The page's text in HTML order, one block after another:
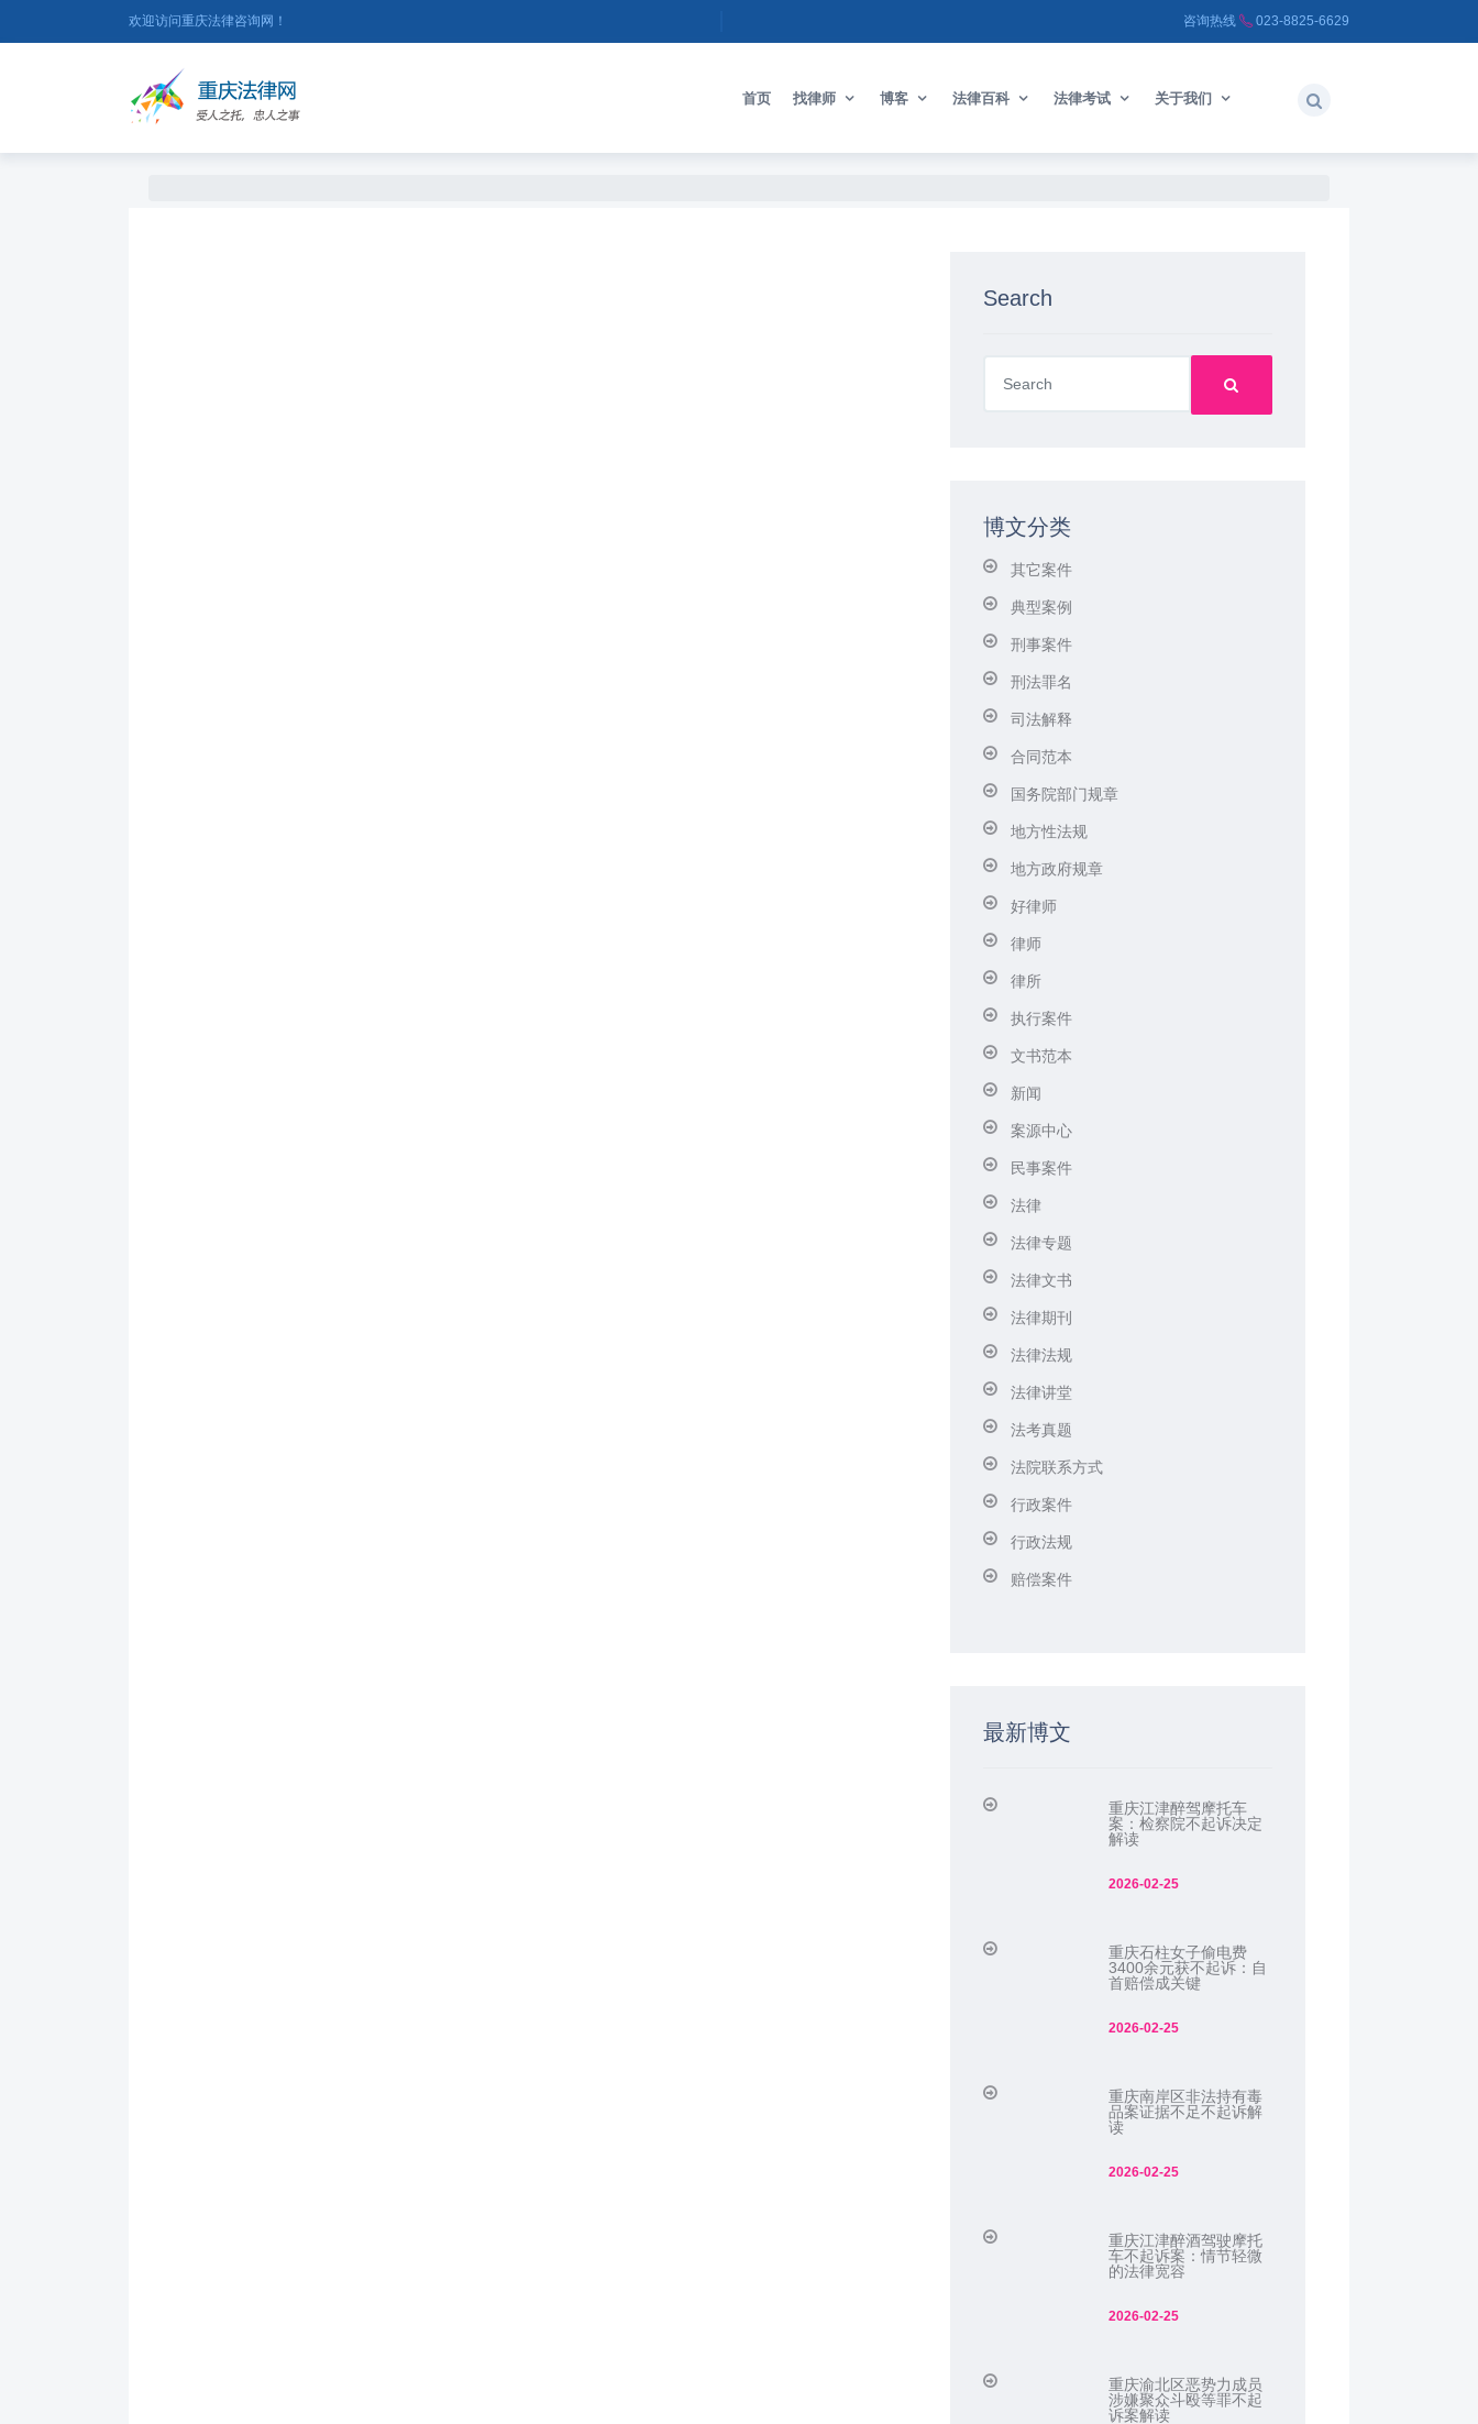
欢迎访问重庆法律咨询网！ 咨询热线 023-8825-6629
首页 找律师 博客 法律百科 法律考试 关于我们
Search
博文分类
其它案件
典型案例
刑事案件
刑法罪名
司法解释
合同范本
国务院部门规章
地方性法规
地方政府规章
好律师
律师
律所
执行案件
文书范本
新闻
案源中心
民事案件
法律
法律专题
法律文书
法律期刊
法律法规
法律讲堂
法考真题
法院联系方式
行政案件
行政法规
赔偿案件
最新博文
重庆江津醉驾摩托车
案：检察院不起诉决定
解读
2026-02-25
重庆石柱女子偷电费
3400余元获不起诉：自
首赔偿成关键
2026-02-25
重庆南岸区非法持有毒
品案证据不足不起诉解
读
2026-02-25
重庆江津醉酒驾驶摩托
车不起诉案：情节轻微
的法律宽容
2026-02-25
重庆渝北区恶势力成员
涉嫌聚众斗殴等罪不起
诉案解读